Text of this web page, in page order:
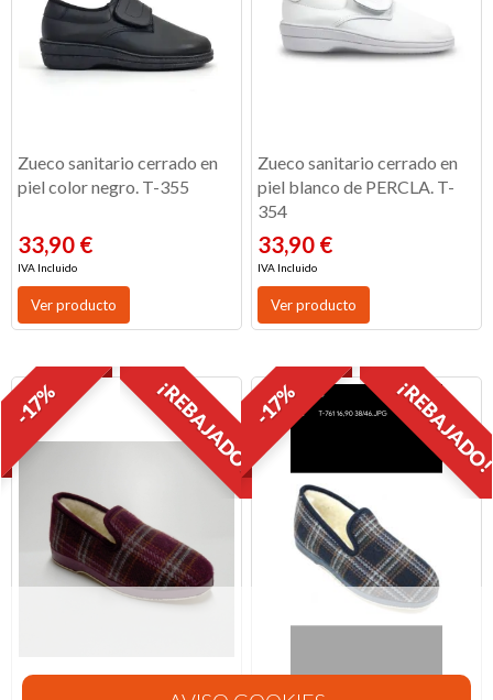
Zueco sanitario cerrado en
piel color negro. T-355
33,90 €
IVA Incluido
Ver producto
Zueco sanitario cerrado en
piel blanco de PERCLA. T-
354
33,90 €
IVA Incluido
Ver producto
¡REBAJADO!
-17% -17%